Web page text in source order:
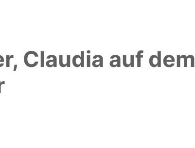
Claudia auf dem